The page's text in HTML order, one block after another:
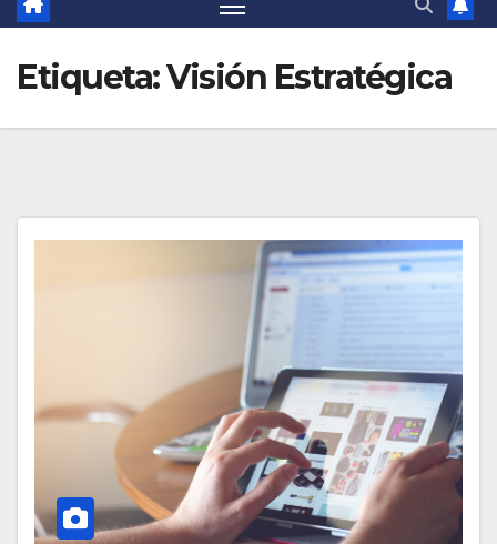
Etiqueta:Visión Estratégica